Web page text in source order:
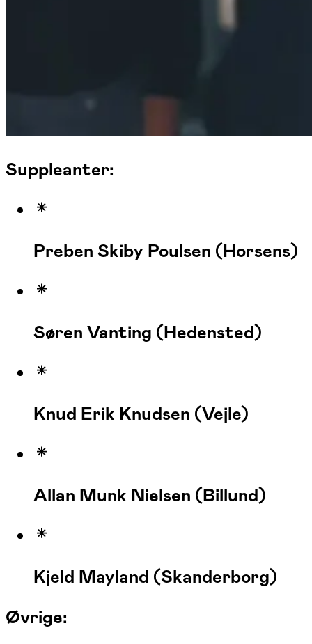
Suppleanter:
Preben Skiby Poulsen (Horsens)
Søren Vanting (Hedensted)
Knud Erik Knudsen (Vejle)
Allan Munk Nielsen (Billund)
Kjeld Mayland (Skanderborg)
Øvrige: